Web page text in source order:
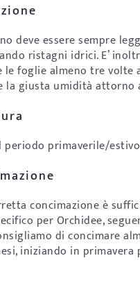
deve essere sempre
ristagni idrici. E’
le foglie almeno tre volte
la giusta umidità attorno
periodo primaverile/
concimazione è
per Orchidee,
di concimare
iniziando in